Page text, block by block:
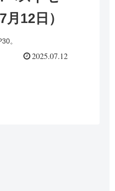
12日）
。
2025.07.12